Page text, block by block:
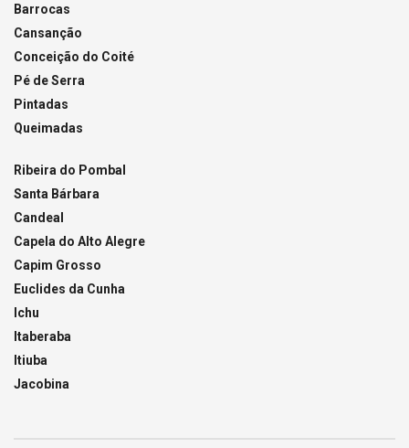
Barrocas
Cansanção
Conceição do Coité
Pé de Serra
Pintadas
Queimadas
Ribeira do Pombal
Santa Bárbara
Candeal
Capela do Alto Alegre
Capim Grosso
Euclides da Cunha
Ichu
Itaberaba
Itiuba
Jacobina